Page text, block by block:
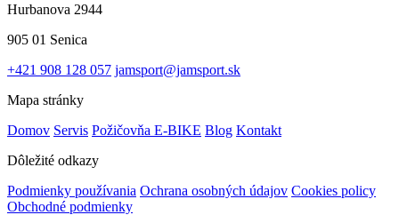
Hurbanova 2944
905 01 Senica
+421 908 128 057 jamsport@jamsport.sk
Mapa stránky
Domov Servis Požičovňa E-BIKE Blog Kontakt
Dôležité odkazy
Podmienky používania Ochrana osobných údajov Cookies policy
Obchodné podmienky